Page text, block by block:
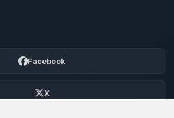
Facebook
X